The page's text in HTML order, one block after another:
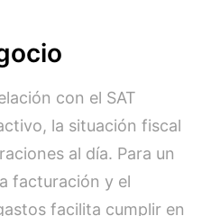
con el SAT
la situación fiscal
al día. Para un
facturación y el
facilita cumplir en